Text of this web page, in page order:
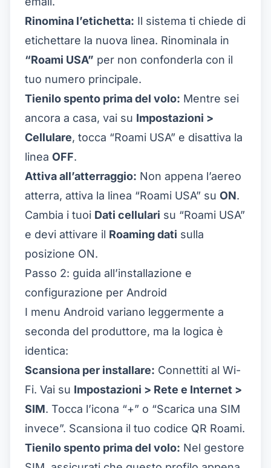
Rinomina l’etichetta: Il sistema ti chiede di
etichettare la nuova linea. Rinominala in
“Roami USA” per non confonderla con il
tuo numero principale.
Tienilo spento prima del volo: Mentre sei
ancora a casa, vai su Impostazioni >
Cellulare, tocca “Roami USA” e disattiva la
linea OFF.
Attiva all’atterraggio: Non appena l’aereo
atterra, attiva la linea “Roami USA” su ON.
Cambia i tuoi Dati cellulari su “Roami USA”
e devi attivare il Roaming dati sulla
posizione ON.
Passo 2: guida all’installazione e
configurazione per Android
I menu Android variano leggermente a
seconda del produttore, ma la logica è
identica:
Scansiona per installare: Connettiti al Wi-
Fi. Vai su Impostazioni > Rete e Internet >
SIM. Tocca l’icona “+” o “Scarica una SIM
invece”. Scansiona il tuo codice QR Roami.
Tienilo spento prima del volo: Nel gestore